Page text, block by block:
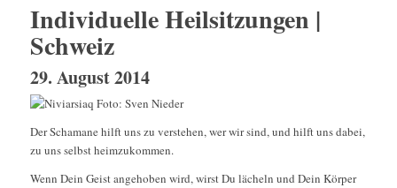
Individuelle Heilsitzungen |
Schweiz
29. August 2014
Der Schamane hilft uns zu verstehen, wer wir sind, und hilft uns dabei,
zu uns selbst heimzukommen.
Wenn Dein Geist angehoben wird, wirst Du lächeln und Dein Körper